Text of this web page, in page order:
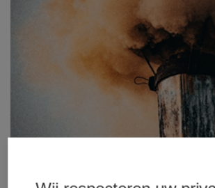
betondekking op